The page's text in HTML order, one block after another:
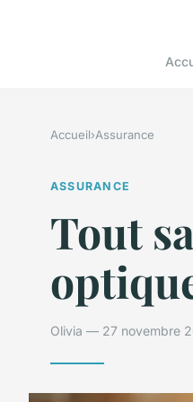
Accueil›Assurance
ASSURANCE
Tout
Olivia — 27 novembre